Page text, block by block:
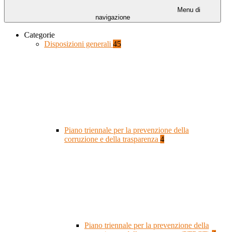
Menu di
navigazione
Categorie
Disposizioni generali 45
Piano triennale per la prevenzione della
corruzione e della trasparenza 4
Piano triennale per la prevenzione della